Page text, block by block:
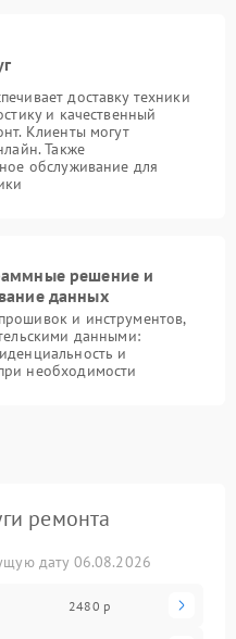
доставку техники
и качественный
Клиенты могут
Также
обслуживание для
решение и
данных
и инструментов,
данными:
и
необходимости
ремонта
дату 06.08.2026
2480 р